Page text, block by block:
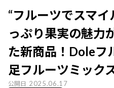
“フルーツでスマ
っぷり果実の魅力
た新商品！Doleフ
足フルーツミック
公開日 2025.06.17